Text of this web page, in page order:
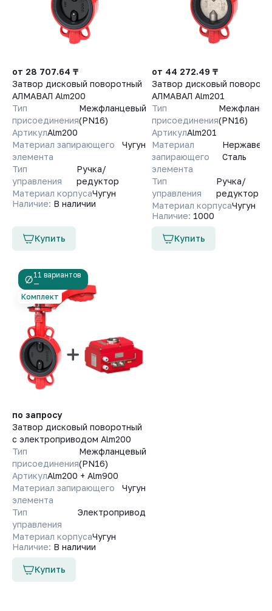
от 28 707.64 ₸
Затвор дисковый поворотный
АЛМАВАЛ Alm200
Тип
присоединения
Межфланцевый
(PN16)
АртикулAlm200
Материал запирающего
элемента
Чугун
Тип
управления
Ручка/
редуктор
Материал корпусаЧугун
Наличие: В наличии
Купить
от 44 272.49 ₸
Затвор дисковый
АЛМАВАЛ Alm201
Тип
присоединения(PN16)
АртикулAlm201
Материал
запирающего
элемента
Сталь
Тип
управления
Ручка/
редуктор
Материал корпусаЧугун
Наличие: 1000
Купить
11 вариантов
—
Комплект
по запросу
Затвор дисковый поворотный
с электроприводом Alm200
Тип
присоединения
Межфланцевый
(PN16)
АртикулAlm200 + Alm900
Материал запирающего
элемента
Чугун
Тип
управления
Электропривод
Материал корпусаЧугун
Наличие: В наличии
Купить